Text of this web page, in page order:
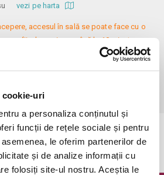
cookie-uri
a personaliza conținutul și
funcții de rețele sociale și pentru
le oferim partenerilor de
și de analize informații cu
folosiți site-ul nostru. Aceștia le
vezi pe harta
accesul în sală se poate face cu o
fiind permis cu până la 10 minute
se realizează la mese de 2 (nr. limitat), 3
de telefon 0773 825 249.
Evenimentul a expirat.